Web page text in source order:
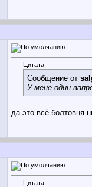
Цитата:
Сообщение от
У мене один
да это всё
Цитата: